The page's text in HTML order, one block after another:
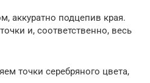
аккуратно подцепив края.
и, соответственно, весь
точки серебряного цвета,